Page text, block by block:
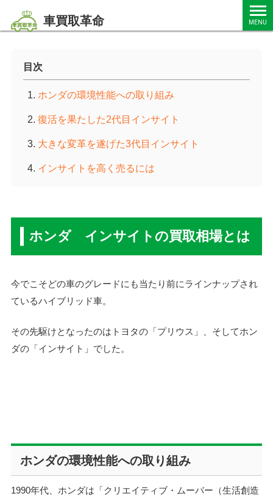
車買取革命 MENU
目次
ホンダの環境性能への取り組み
復活を果たした2代目インサイト
大きな変革を遂げた3代目インサイト
インサイトを高く売るには
ホンダ インサイトの買取相場とは
今でこそどの車のグレードにも当たり前にラインナップされ
ているハイブリッド車。
その先駆けとなったのはトヨタの「プリウス」、そしてホン
ダの「インサイト」でした。
ホンダの環境性能への取り組み
1990年代、ホンダは「クリエイティブ・ムーバー（生活創造